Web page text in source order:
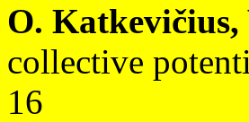
O. Katkevičius,
collective
16